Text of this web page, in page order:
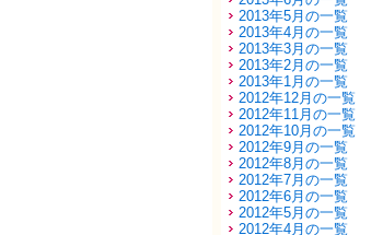
2013年5月の一覧
2013年4月の一覧
2013年3月の一覧
2013年2月の一覧
2013年1月の一覧
2012年12月の一覧
2012年11月の一覧
2012年10月の一覧
2012年9月の一覧
2012年8月の一覧
2012年7月の一覧
2012年6月の一覧
2012年5月の一覧
2012年4月の一覧